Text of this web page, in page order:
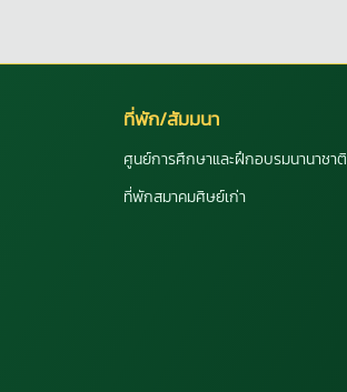
ที่พัก/สัมมนา
ศูนย์การศึกษาและฝึกอบรมนานาชาติ
ที่พักสมาคมศิษย์เก่า